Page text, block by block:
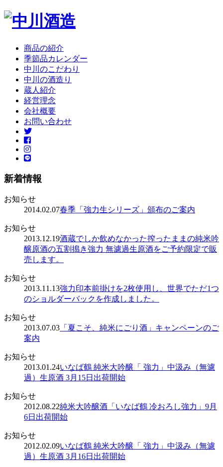
商品の紹介
季節品カレンダー
中川のこだわり
中川の酒造り
蔵人紹介
経営理念
会社概要
お問い合わせ
新着情報
お知らせ
2014.02.07春季「強力生シリーズ」頒布のご案内
お知らせ
2013.12.19酒蔵でしか飲めなかった搾ったままの純米吟
醸原酒の五割搗き強力 無濾過生原酒をご予約限定で販
売します。
お知らせ
2013.11.13強力印本前掛けを2枚使用し、世界でただ1つ
のショルダーバックを作成しました。
お知らせ
2013.07.03 「夏こそ、純米にごり酒」キャンペーンのご
案内
お知らせ
2013.01.24いなば鶴 純米大吟醸「 強力」中汲み（無濾
過）生原酒 3月15日出荷開始
お知らせ
2012.08.22純米大吟醸酒「いなば鶴 冷おろし強力」9月
6日出荷開始
お知らせ
2012.02.09いなば鶴 純米大吟醸「 強力」中汲み（無濾
過）生原酒 3月16日出荷開始